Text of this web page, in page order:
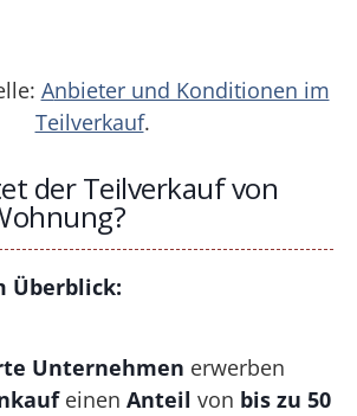
Anbieter und Konditionen im
Teilverkauf.
der Teilverkauf von
Überblick:
Unternehmen erwerben
einenAnteil von bis zu 50